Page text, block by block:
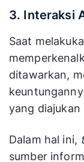
3. Interaksi
Saat
ditawarkan,
yang diajukan
Dalam hal ini,
sumber